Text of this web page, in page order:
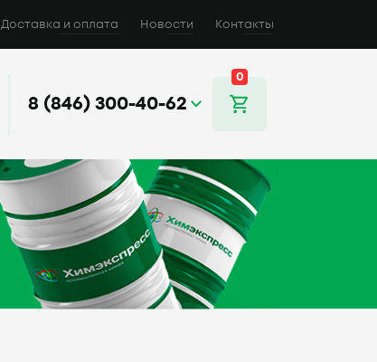
Доставка и оплата Новости Контакты
8 (846) 300-40-62
0